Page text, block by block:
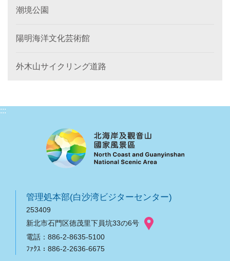
潮境公園
陽明海洋文化芸術館
外木山サイクリング道路
:::
管理処本部(白沙湾ビジターセンター)
253409
新北市石門区徳茂里下員坑33の6号
電話：886-2-8635-5100
ﾌｧｸｽ：886-2-2636-6675